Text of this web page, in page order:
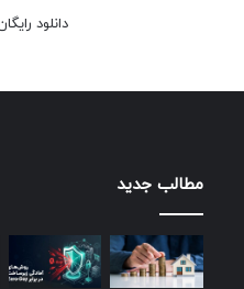
دانلود
مطالب جدید